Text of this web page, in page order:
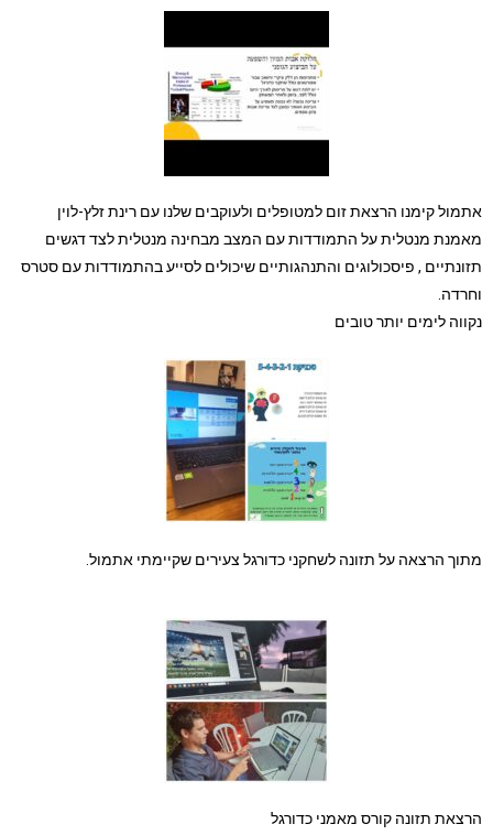
אתמול קימנו הרצאת זום למטופלים ולעוקבים שלנו עםרינת זלץ-לוין
מאמנת מנטלית על התמודדות עם המצב מבחינה מנטלית לצד דגשים
תזונתיים , פיסכולוגים והתנהגותיים שיכולים לסייע בהתמודדות עם סטרס
וחרדה.
נקווה לימים יותר טובים
מתוך הרצאה על תזונה לשחקני כדורגל צעירים שקיימתי אתמול.
הרצאת תזונה קורס מאמני כדורגל